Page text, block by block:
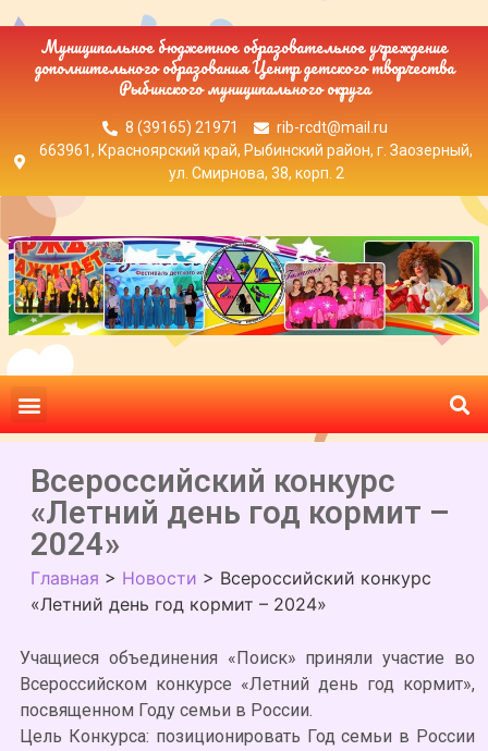
Муниципальное бюджетное образовательное учреждение
дополнительного образования Центр детского творчества
Рыбинского муниципального округа
8 (39165) 21971
rib-rcdt@mail.ru
663961, Красноярский край, Рыбинский район, г. Заозерный,
ул. Смирнова, 38, корп. 2
Всероссийский конкурс
«Летний день год кормит –
2024»
Главная > Новости > Всероссийский конкурс
«Летний день год кормит – 2024»
Учащиеся объединения «Поиск» приняли участие во
Всероссийском конкурсе «Летний день год кормит»,
посвященном Году семьи в России.
Цель Конкурса: позиционировать Год семьи в России